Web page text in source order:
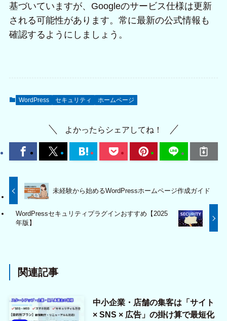
基づいていますが、Googleのサービス仕様は更新
される可能性があります。常に最新の公式情報も
確認するようにしましょう。
WordPress セキュリティ ホームページ
よかったらシェアしてね！
未経験から始めるWordPressホームページ作成ガイド
WordPressセキュリティプラグインおすすめ【2025
年版】
関連記事
中小企業・店舗の集客は「サイト
× SNS × 広告」の掛け算で最短化